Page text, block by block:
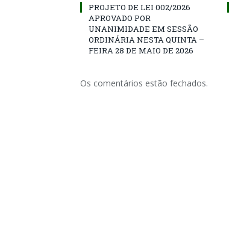
PROJETO DE LEI 002/2026
APROVADO POR
UNANIMIDADE EM SESSÃO
ORDINÁRIA NESTA QUINTA –
FEIRA 28 DE MAIO DE 2026
Os comentários estão fechados.